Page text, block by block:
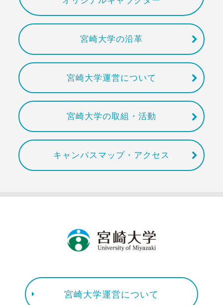
宮崎大学の沿革
宮崎大学運営について
宮崎大学の取組・活動
キャンパスマップ・アクセス
宮崎大学運営について